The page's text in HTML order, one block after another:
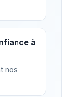
à
nos